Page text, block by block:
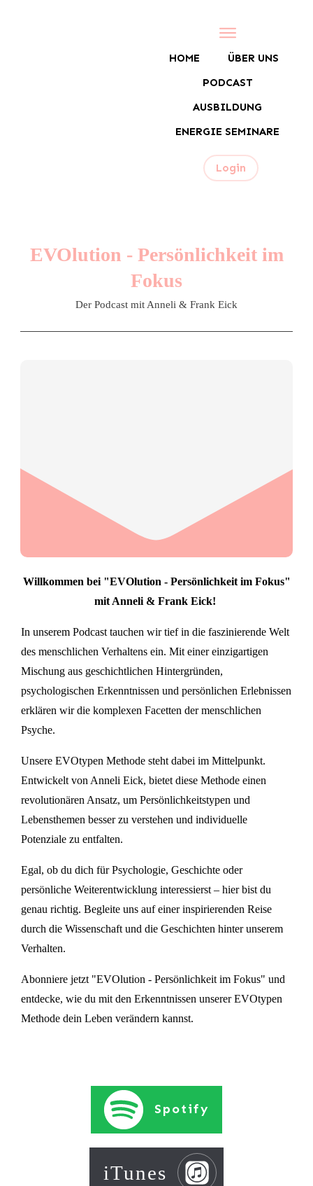
HOME
ÜBER UNS
PODCAST
AUSBILDUNG
ENERGIE SEMINARE
Login
EVOlution - Persönlichkeit im
Fokus
Der Podcast mit Anneli & Frank Eick
Willkommen bei "EVOlution - Persönlichkeit im Fokus"
mit Anneli & Frank Eick!
In unserem Podcast tauchen wir tief in die faszinierende Welt
des menschlichen Verhaltens ein. Mit einer einzigartigen
Mischung aus geschichtlichen Hintergründen,
psychologischen Erkenntnissen und persönlichen Erlebnissen
erklären wir die komplexen Facetten der menschlichen
Psyche.
Unsere EVOtypen Methode steht dabei im Mittelpunkt.
Entwickelt von Anneli Eick, bietet diese Methode einen
revolutionären Ansatz, um Persönlichkeitstypen und
Lebensthemen besser zu verstehen und individuelle
Potenziale zu entfalten.
Egal, ob du dich für Psychologie, Geschichte oder
persönliche Weiterentwicklung interessierst – hier bist du
genau richtig. Begleite uns auf einer inspirierenden Reise
durch die Wissenschaft und die Geschichten hinter unserem
Verhalten.
Abonniere jetzt "EVOlution - Persönlichkeit im Fokus" und
entdecke, wie du mit den Erkenntnissen unserer EVOtypen
Methode dein Leben verändern kannst.
Spotify
iTunes